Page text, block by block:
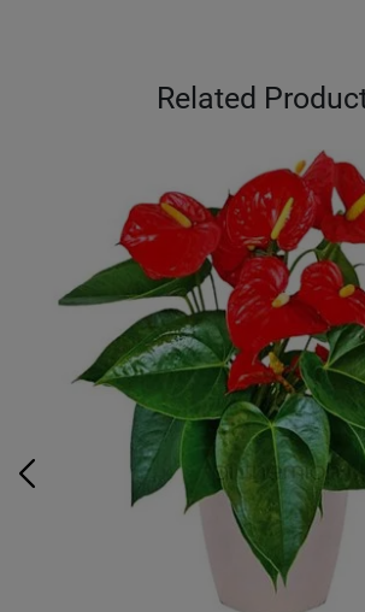
Related